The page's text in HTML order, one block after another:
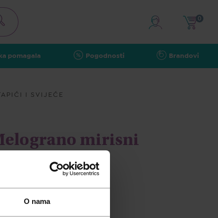
O nama
pomagala Pogodnosti Brandovi
0
I SVIJEĆE
mirisni